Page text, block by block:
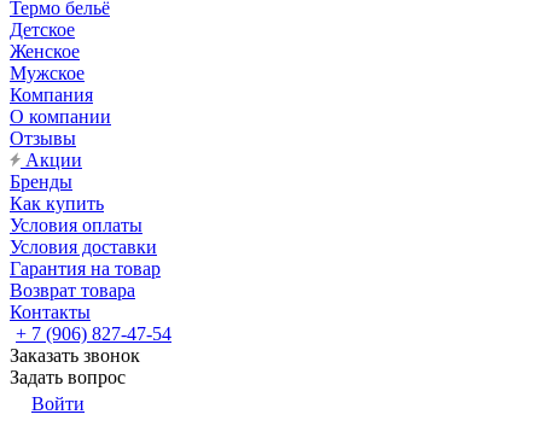
Термо бельё
Детское
Женское
Мужское
Компания
О компании
Отзывы
Акции
Бренды
Как купить
Условия оплаты
Условия доставки
Гарантия на товар
Возврат товара
Контакты
+ 7 (906) 827-47-54
Заказать звонок
Задать вопрос
Войти